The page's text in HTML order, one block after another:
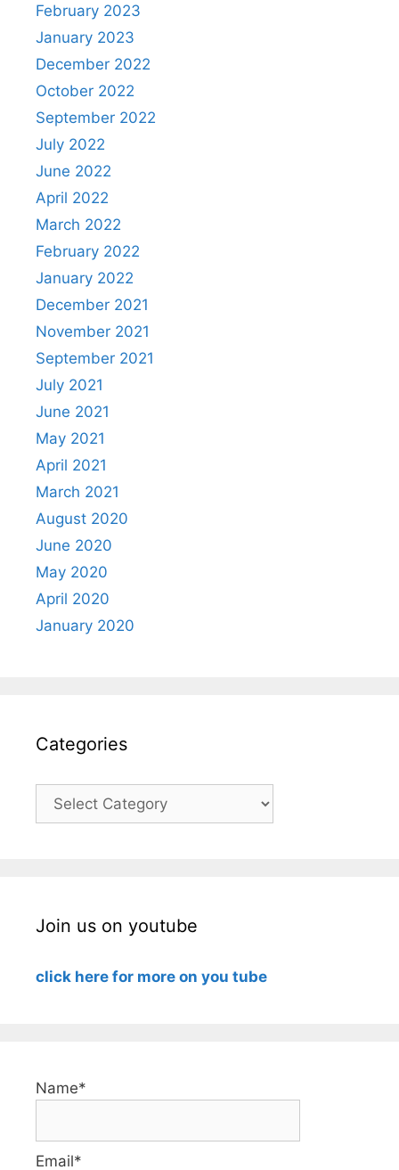
February 2023
January 2023
December 2022
October 2022
September 2022
July 2022
June 2022
April 2022
March 2022
February 2022
January 2022
December 2021
November 2021
September 2021
July 2021
June 2021
May 2021
April 2021
March 2021
August 2020
June 2020
May 2020
April 2020
January 2020
Categories
Categories
Join us on youtube
click here for more on you tube
Name*
Email*